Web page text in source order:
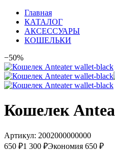
Главная
КАТАЛОГ
АКСЕССУАРЫ
КОШЕЛЬКИ
−50%
Кошелек
Артикул: 2002000000000
650 ₽1 300 ₽Экономия 650 ₽